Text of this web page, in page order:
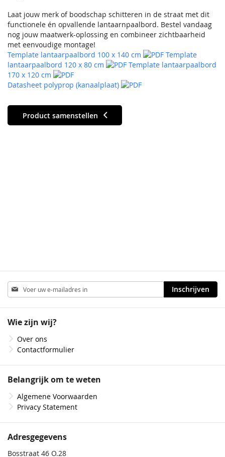
Laat jouw merk of boodschap schitteren in de straat met dit
functionele én opvallende lantaarnpaalbord. Bestel vandaag
nog jouw maatwerk-oplossing en combineer zichtbaarheid
met eenvoudige montage!
Template lantaarpaalbord 100 x 140 cm
Template
lantaarpaalbord 120 x 80 cm
Template lantaarpaalbord
170 x 120 cm
Datasheet polyprop (kanaalplaat)
Product samenstellen
Abonneer
u
op
nieuwsbrief
Inschrijven
Wie zijn wij?
Over ons
Contactformulier
Belangrijk om te weten
Algemene Voorwaarden
Privacy Statement
Adresgegevens
Bosstraat 46 O.28